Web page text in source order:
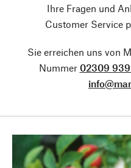
Ihre Fragen und
Customer Service
Sie erreichen uns von
Nummer 02309